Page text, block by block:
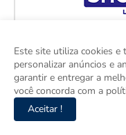
Este site utiliza cookies e
personalizar anúncios e
garantir e entregar a
você concorda com a
Aceitar !